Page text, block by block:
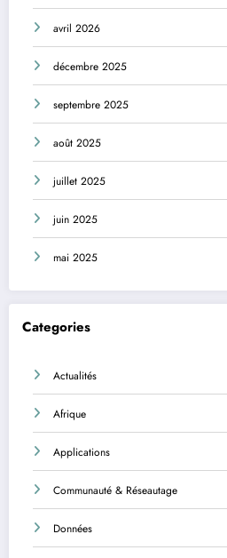
avril 2026
décembre 2025
septembre 2025
août 2025
juillet 2025
juin 2025
mai 2025
Categories
Actualités
Afrique
Applications
Communauté & Réseautage
Données